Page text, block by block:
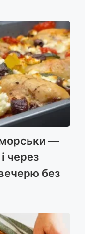
—
через
без